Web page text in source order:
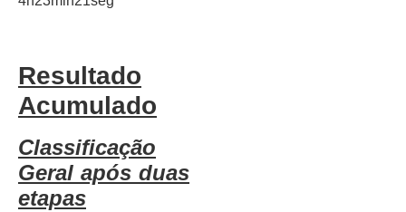
Resultado
Acumulado
Classificação
Geral após duas
etapas